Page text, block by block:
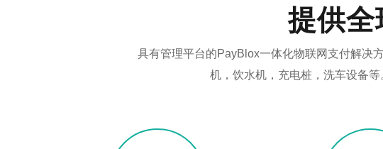
提供全
具有管理平台的PayBlox一体化物联网支付解决
机，饮水机，充电桩，洗车设备